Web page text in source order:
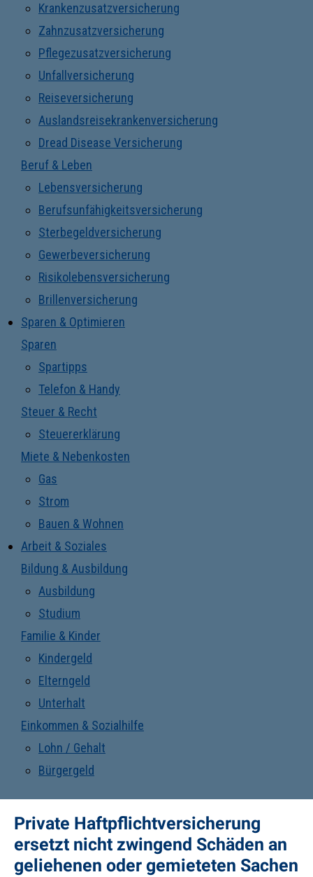
Krankenzusatzversicherung
Zahnzusatzversicherung
Pflegezusatzversicherung
Unfallversicherung
Reiseversicherung
Auslandsreisekrankenversicherung
Dread Disease Versicherung
Beruf & Leben
Lebensversicherung
Berufsunfähigkeitsversicherung
Sterbegeldversicherung
Gewerbeversicherung
Risikolebensversicherung
Brillenversicherung
Sparen & Optimieren
Sparen
Spartipps
Telefon & Handy
Steuer & Recht
Steuererklärung
Miete & Nebenkosten
Gas
Strom
Bauen & Wohnen
Arbeit & Soziales
Bildung & Ausbildung
Ausbildung
Studium
Familie & Kinder
Kindergeld
Elterngeld
Unterhalt
Einkommen & Sozialhilfe
Lohn / Gehalt
Bürgergeld
Private Haftpflichtversicherung
ersetzt nicht zwingend Schäden an
geliehenen oder gemieteten Sachen